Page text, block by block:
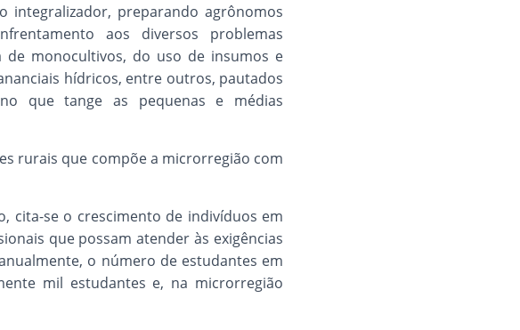
integralizador, preparando agrônomos
aos diversos problemas
de monocultivos, do uso de insumos e
hídricos, entre outros, pautados
que tange as pequenas e médias
rurais que compõe a microrregião com
cita-se o crescimento de indivíduos em
que possam atender às exigências
o número de estudantes em
mil estudantes e, na microrregião